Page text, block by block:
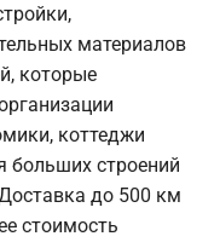
материалов
которые
коттеджи
строений
до 500 км
стоимость